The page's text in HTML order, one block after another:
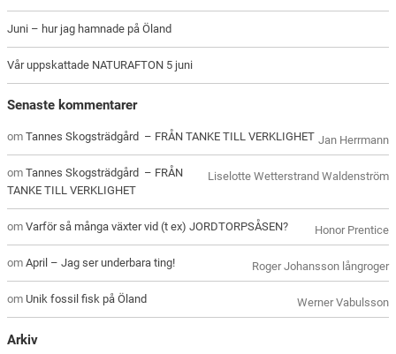
Juni – hur jag hamnade på Öland
Vår uppskattade NATURAFTON 5 juni
Senaste kommentarer
Jan Herrmann
omTannes Skogsträdgård – FRÅN TANKE TILL VERKLIGHET
Liselotte Wetterstrand Waldenström
omTannes Skogsträdgård – FRÅN
TANKE TILL VERKLIGHET
Honor Prentice
omVarför så många växter vid (t ex) JORDTORPSÅSEN?
Roger Johansson långroger
omApril – Jag ser underbara ting!
Werner Vabulsson
om Unik fossil fisk på Öland
Arkiv